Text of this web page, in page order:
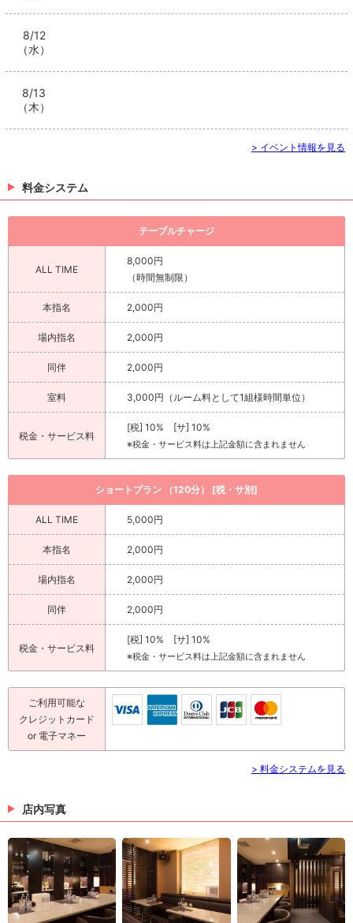
8/12
（水）
8/13
（木）
> イベント情報を見る
料金システム
テーブルチャージ
ALL TIME
8,000円
（時間無制限）
本指名 2,000円
場内指名 2,000円
同伴 2,000円
室料 3,000円（ルーム料として1組様時間単位）
税金・サービス料
[税] 10% [サ] 10%
※税金・サービス料は上記金額に含まれません
ショートプラン （120分） [税・サ別]
ALL TIME 5,000円
本指名 2,000円
場内指名 2,000円
同伴 2,000円
税金・サービス料
[税] 10% [サ] 10%
※税金・サービス料は上記金額に含まれません
ご利用可能な
クレジットカード
or 電子マネー
> 料金システムを見る
店内写真